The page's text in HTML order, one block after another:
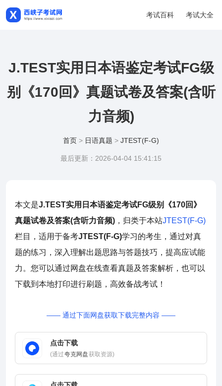
考试百科 考试大全
J.TEST实用日本语鉴定考试FG级
别《170回》真题试卷及答案(含听
力音频)
首页 > 日语真题 > JTEST(F-G)
最后更新：2026-04-04 15:41:15
本文是J.TEST实用日本语鉴定考试FG级别《170回》
真题试卷及答案(含听力音频) ，归类于本站JTEST(F-G)
栏目，适用于备考JTEST(F-G)学习的考生，通过对真
题的练习，深入理解出题思路与答题技巧，提高应试能
力。您可以通过网盘在线查看真题及答案解析，也可以
下载到本地打印进行刷题，高效备战考试！
—— 通过下面网盘获取下载完整内容 ——
点击下载
(通过夸克网盘获取资源)